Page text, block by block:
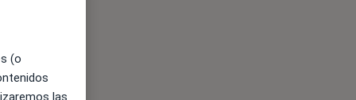
(o
las